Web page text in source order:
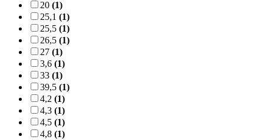
20 (1)
25,1 (1)
25,5 (1)
26,5 (1)
27 (1)
3,6 (1)
33 (1)
39,5 (1)
4,2 (1)
4,3 (1)
4,5 (1)
4,8 (1)